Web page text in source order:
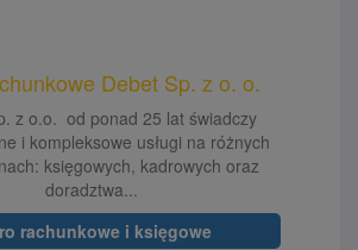
Debet Sp. z o. o.
z o.o. od ponad 25 lat świadczy
i kompleksowe usługi na różnych
księgowych, kadrowych oraz
doradztwa...
rachunkowe i księgowe